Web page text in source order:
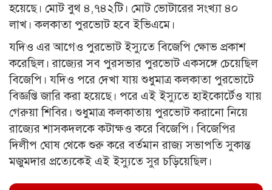
হয়েছে। মোট বুথ ৪,৭৪২টি। মোট ভোটারের সংখ্যা ৪০
লাখ। কলকাতা পুরভোট হবে ইভিএমে।
যদিও এর আগেও পুরভোট ইস্যুতে বিজেপি ক্ষোভ প্রকাশ
করেছিল। রাজ্যের সব পুরসভার পুরভোট একসঙ্গে চেয়েছিল
বিজেপি। যদিও পরে দেখা যায় শুধুমাত্র কলকাতা পুরভোটে
বিজ্ঞপ্তি জারি করা হয়েছে। পরে এই ইস্যুতে হাইকোর্টেও যায়
গেরুয়া শিবির। শুধুমাত্র কলকাতায় পুরভোট করানো নিয়ে
রাজ্যের শাসকদলকে কটাক্ষও করে বিজেপি। বিজেপির
দিলীপ ঘোষ থেকে শুরু করে বর্তমান রাজ্য সভাপতি সুকান্ত
মজুমদার প্রত্যেকেই এই ইস্যুতে সুর চড়িয়েছিল।